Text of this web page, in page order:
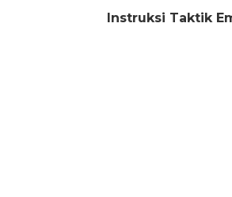
Instruksi Taktik